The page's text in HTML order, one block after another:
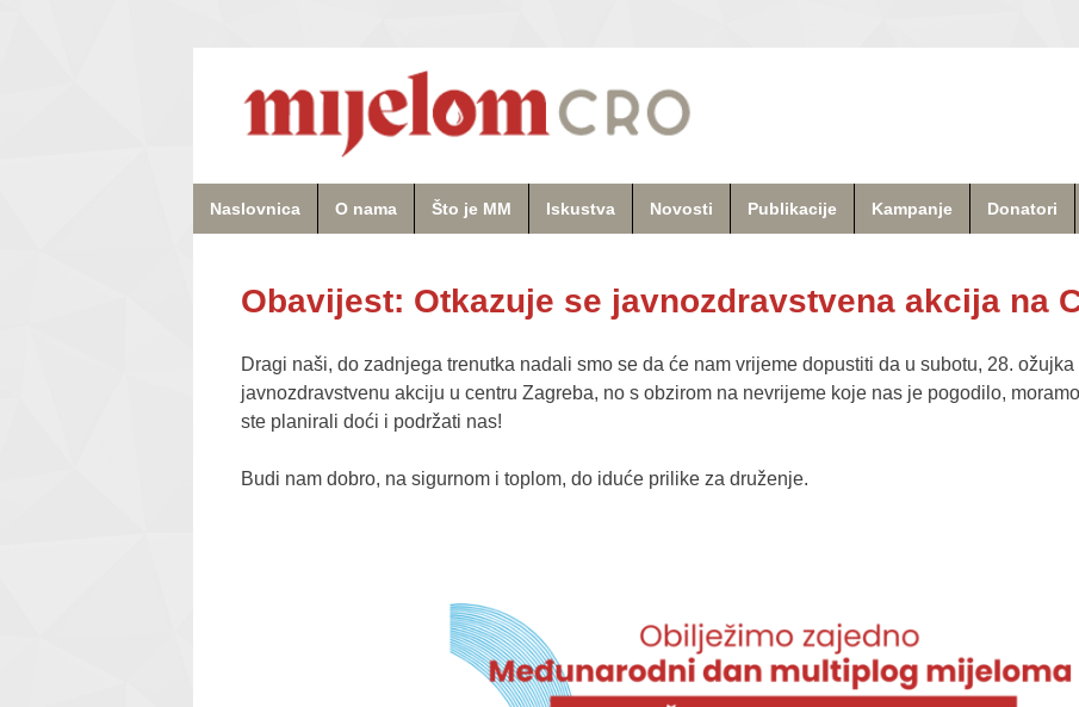
Naslovnica O nama Što je MM Iskustva Novosti Publikacije Kampanje Donatori
Obavijest: Otkazuje se javnozdravstvena akcija na
Dragi naši, do zadnjega trenutka nadali smo se da će nam vrijeme dopustiti da u subotu, 28.
javnozdravstvenu akciju u centru Zagreba, no s obzirom na nevrijeme koje nas je pogodilo,
ste planirali doći i podržati nas!
Budi nam dobro, na sigurnom i toplom, do iduće prilike za druženje.